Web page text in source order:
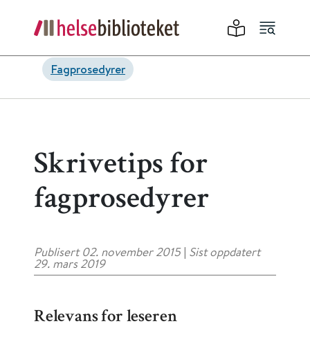
Fagprosedyrer
Skrivetips for
fagprosedyrer
Publisert 02. november 2015 | Sist oppdatert
29. mars 2019
Relevans for leseren